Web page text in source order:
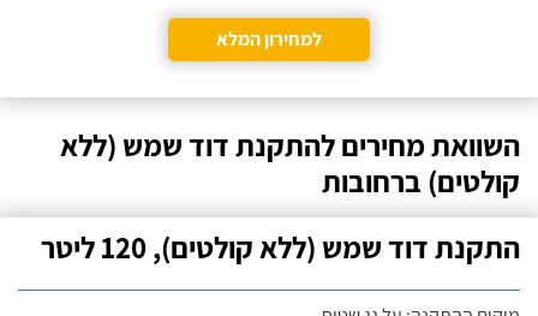
למחירון המלא
השוואת מחירים להתקנת דוד שמש (ללא
קולטים) ברחובות
התקנת דוד שמש (ללא קולטים), 120 ליטר